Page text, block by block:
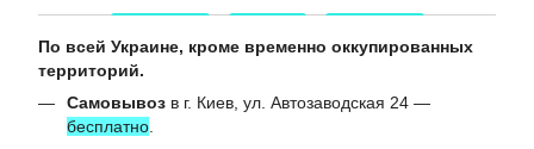
По всей Украине, кроме временно оккупированных
территорий.
Самовывоз в г. Киев, ул. Автозаводская 24 —
бесплатно